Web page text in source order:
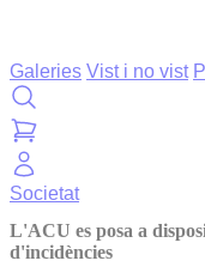
Galeries Vist i no vist
Societat
L'ACU es posa a
d'incidències